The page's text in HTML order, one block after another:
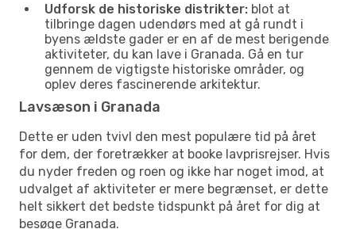
Udforsk de historiske distrikter: blot at
tilbringe dagen udendørs med at gå rundt i
byens ældste gader er en af de mest berigende
aktiviteter, du kan lave i Granada. Gå en tur
gennem de vigtigste historiske områder, og
oplev deres fascinerende arkitektur.
Lavsæson i Granada
Dette er uden tvivl den mest populære tid på året
for dem, der foretrækker at booke lavprisrejser. Hvis
du nyder freden og roen og ikke har noget imod, at
udvalget af aktiviteter er mere begrænset, er dette
helt sikkert det bedste tidspunkt på året for dig at
besøge Granada.